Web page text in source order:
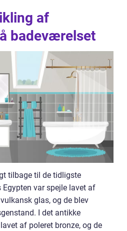
af
badeværelset
tilbage til de tidligste
var spejle lavet af
glas, og de blev
I det antikke
af poleret bronze, og de